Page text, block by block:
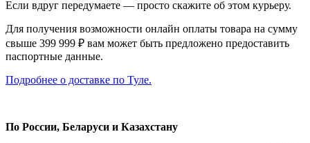
Если вдруг передумаете — просто скажите об этом курьеру.
Для получения возможности онлайн оплаты товара на сумму
свыше 399 999 ₽ вам может быть предложено предоставить
паспортные данные.
Подробнее о доставке по Туле.
По России, Беларуси и Казахстану